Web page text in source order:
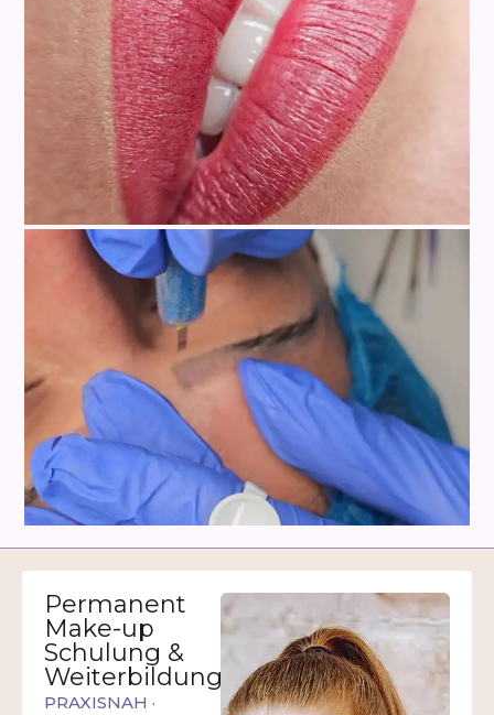
Lippen
PMU Entfernung
Permanent
Make-up
Schulung &
Weiterbildung
PRAXISNAH ·